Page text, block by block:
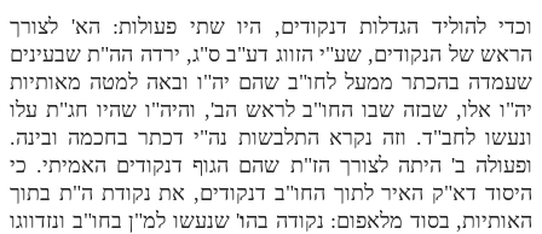
הזמן סט תע"ס
הזמן סט תלמוד עשר הספירות
ספרים להורדה
מנוע חיפוש בספרים
תלמוד עשר הספירות בעיון
וכדי להוליד הגדלות דנקודים, היו שתי פעולות: הא' לצורך
הראש של הנקודים, שע"י הזווג דע"ב ס"ג, ירדה הה"ת שבעינים
שעמדה בהכתר ממעל לחו"ב שהם יה"ו ובאה למטה מאותיות
יה"ו אלו, שבזה שבו החו"ב לראש הב', והיה"ו שהיו חג"ת עלו
ונעשו לחב"ד. וזה נקרא התלבשות נה"י דכתר בחכמה ובינה.
ופעולה ב' היתה לצורך הז"ת שהם הגוף דנקודים האמיתי. כי
היסוד דא"ק האיר לתוך החו"ב דנקודים, את נקודת ה"ת בתוך
האותיות, בסוד מלאפום: נקודה בהו' שנעשו למ"ן בחו"ב ונזדווגו